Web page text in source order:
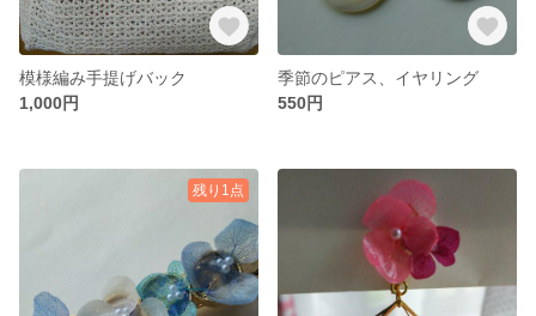
模様編み手提げバック
1,000円
季節のピアス、イヤリング
550円
残り1点